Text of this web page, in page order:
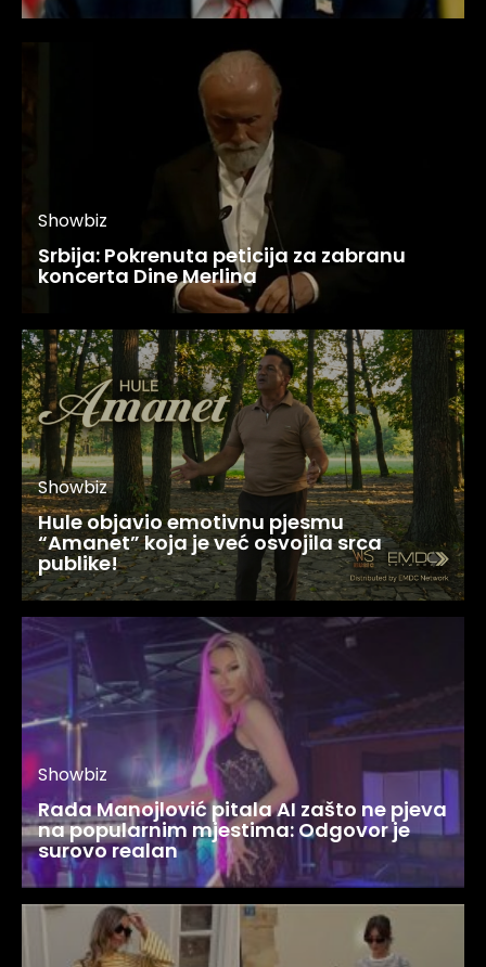
Showbiz
Srbija: Pokrenuta peticija za zabranu
koncerta Dine Merlina
Showbiz
Hule objavio emotivnu pjesmu
“Amanet” koja je već osvojila srca
publike!
Showbiz
Rada Manojlović pitala AI zašto ne pjeva
na popularnim mjestima: Odgovor je
surovo realan